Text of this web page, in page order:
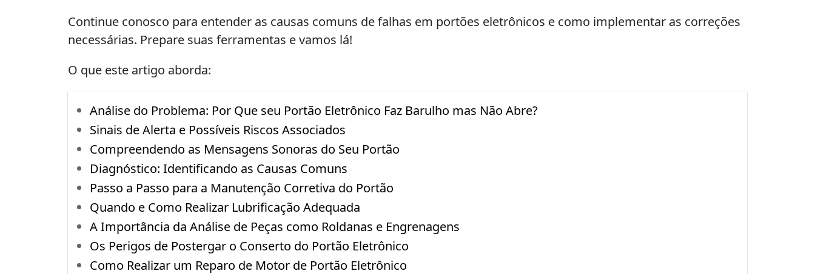
Continue conosco para entender as causas comuns de falhas em portões eletrônicos e como implementar as correções
necessárias. Prepare suas ferramentas e vamos lá!
O que este artigo aborda:
Análise do Problema: Por Que seu Portão Eletrônico Faz Barulho mas Não Abre?
Sinais de Alerta e Possíveis Riscos Associados
Compreendendo as Mensagens Sonoras do Seu Portão
Diagnóstico: Identificando as Causas Comuns
Passo a Passo para a Manutenção Corretiva do Portão
Quando e Como Realizar Lubrificação Adequada
A Importância da Análise de Peças como Roldanas e Engrenagens
Os Perigos de Postergar o Conserto do Portão Eletrônico
Como Realizar um Reparo de Motor de Portão Eletrônico